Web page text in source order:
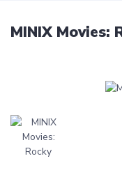
MINIX Movies: